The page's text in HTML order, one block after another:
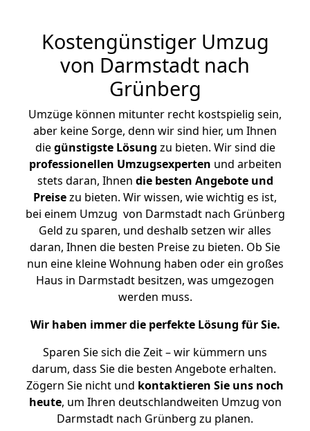
Kostengünstiger Umzug
von Darmstadt nach
Grünberg
Umzüge können mitunter recht kostspielig sein,
aber keine Sorge, denn wir sind hier, um Ihnen
diegünstigste Lösung zu bieten. Wir sind die
professionellen Umzugsexperten und arbeiten
stets daran, Ihnen die besten Angebote und
Preisezu bieten. Wir wissen, wie wichtig es ist,
bei einem Umzug von Darmstadt nach Grünberg
Geld zu sparen, und deshalb setzen wir alles
daran, Ihnen die besten Preise zu bieten. Ob Sie
nun eine kleine Wohnung haben oder ein großes
Haus in Darmstadt besitzen, was umgezogen
werden muss.
Wir haben immer die perfekte Lösung für Sie.
Sparen Sie sich die Zeit – wir kümmern uns
darum, dass Sie die besten Angebote erhalten.
Zögern Sie nicht und kontaktieren Sie uns noch
heute, um Ihren deutschlandweiten Umzug von
Darmstadt nach Grünberg zu planen.